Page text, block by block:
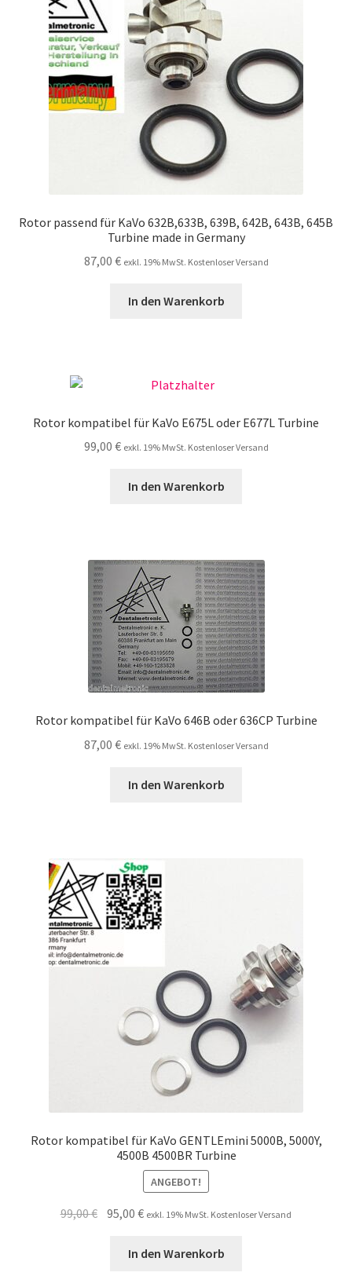
Rotor passend für KaVo 632B,633B, 639B, 642B, 643B, 645B
Turbine made in Germany
87,00 € exkl. 19% MwSt. Kostenloser Versand
In den Warenkorb
Rotor kompatibel für KaVo E675L oder E677L Turbine
99,00 € exkl. 19% MwSt. Kostenloser Versand
In den Warenkorb
Rotor kompatibel für KaVo 646B oder 636CP Turbine
87,00 € exkl. 19% MwSt. Kostenloser Versand
In den Warenkorb
Rotor kompatibel für KaVo GENTLEmini 5000B, 5000Y,
4500B 4500BR Turbine
ANGEBOT!
99,00€ Ursprünglicher
95,00€Aktueller
ist:
exkl. 19% MwSt. Kostenloser Versand
In den Warenkorb